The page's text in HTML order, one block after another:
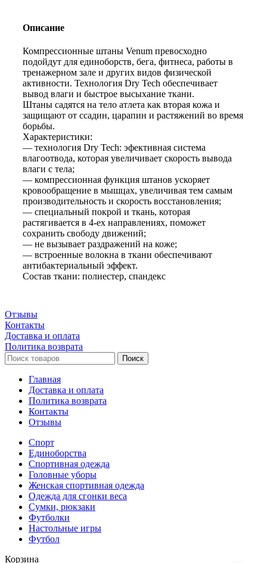
Описание
Компрессионные штаны Venum превосходно
подойдут для единоборств, бега, фитнеса, работы в
тренажерном зале и других видов физической
активности. Технология Dry Tech обеспечивает
вывод влаги и быстрое высыхание ткани.
Штаны садятся на тело атлета как вторая кожа и
защищают от ссадин, царапин и растяжений во время
борьбы.
Характеристики:
— технология Dry Tech: эфективная система
влагоотвода, которая увеличивает скорость вывода
влаги с тела;
— компрессионная функция штанов ускоряет
кровообращение в мышцах, увеличивая тем самым
производительность и скорость восстановления;
— специальный покрой и ткань, которая
растягивается в 4-ех направлениях, поможет
сохранить свободу движений;
— не вызывает раздражений на коже;
— встроенные волокна в ткани обеспечивают
антибактериальный эффект.
Состав ткани: полиестер, спандекс
Отзывы
Контакты
Доставка и оплата
Политика возврата
Поиск
Главная
Доставка и оплата
Политика возврата
Контакты
Отзывы
Спорт
Единоборства
Cпортивная одежда
Головные уборы
Женская спортивная одежда
Одежда для сгонки веса
Сумки, рюкзаки
Футболки
Настольные игры
Футбол
Корзина